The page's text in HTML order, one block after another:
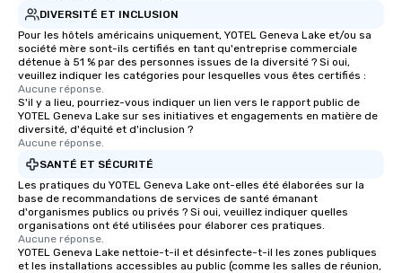
DIVERSITÉ ET INCLUSION
Pour les hôtels américains uniquement, YOTEL Geneva Lake et/ou sa
société mère sont-ils certifiés en tant qu'entreprise commerciale
détenue à 51 % par des personnes issues de la diversité ? Si oui,
veuillez indiquer les catégories pour lesquelles vous êtes certifiés :
Aucune réponse.
S'il y a lieu, pourriez-vous indiquer un lien vers le rapport public de
YOTEL Geneva Lake sur ses initiatives et engagements en matière de
diversité, d'équité et d'inclusion ?
Aucune réponse.
SANTÉ ET SÉCURITÉ
Les pratiques du YOTEL Geneva Lake ont-elles été élaborées sur la
base de recommandations de services de santé émanant
d'organismes publics ou privés ? Si oui, veuillez indiquer quelles
organisations ont été utilisées pour élaborer ces pratiques.
Aucune réponse.
YOTEL Geneva Lake nettoie-t-il et désinfecte-t-il les zones publiques
et les installations accessibles au public (comme les salles de réunion,